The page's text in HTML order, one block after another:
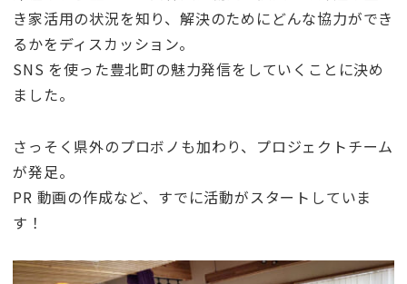
き家活⽤の状況を知り、解決のためにどんな協⼒ができ
るかをディスカッション。
SNS を使った豊北町の魅⼒発信をしていくことに決め
ました。
さっそく県外のプロボノも加わり、プロジェクトチーム
が発⾜。
PR 動画の作成など、すでに活動がスタートしていま
す！